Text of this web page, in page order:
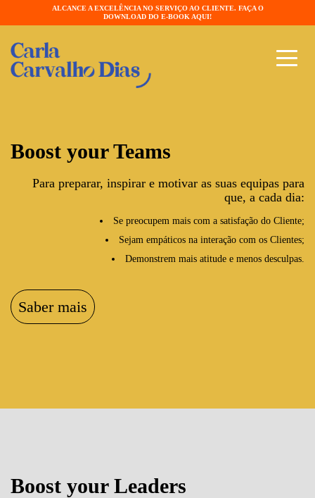
ALCANCE A EXCELÊNCIA NO SERVIÇO AO CLIENTE. FAÇA O
DOWNLOAD DO E-BOOK AQUI!
Boost your Teams
Para preparar, inspirar e motivar as suas equipas para
que, a cada dia:
Se preocupem mais com a satisfação do Cliente;
Sejam empáticos na interação com os Clientes;
Demonstrem mais atitude e menos desculpas.
Saber mais
Boost your Leaders